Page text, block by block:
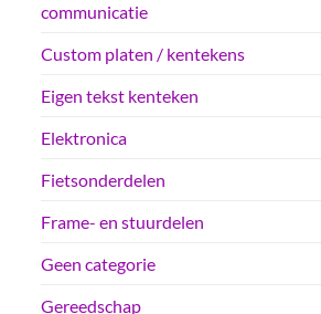
communicatie
Custom platen / kentekens
Eigen tekst kenteken
Elektronica
Fietsonderdelen
Frame- en stuurdelen
Geen categorie
Gereedschap